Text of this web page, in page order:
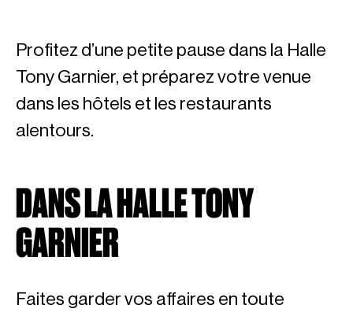
Profitez d’une petite pause dans la Halle
Tony Garnier, et préparez votre venue
dans les hôtels et les restaurants
alentours.
DANS LA HALLE TONY
GARNIER
Faites garder vos affaires en toute